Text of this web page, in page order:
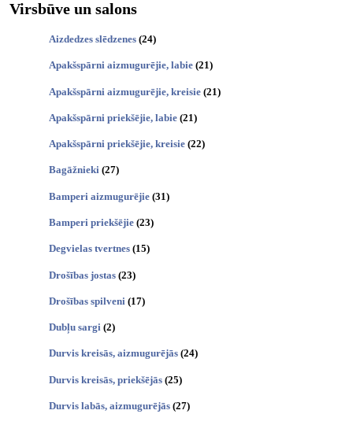
Virsbūve un salons
Aizdedzes slēdzenes (24)
Apakšspārni aizmugurējie, labie (21)
Apakšspārni aizmugurējie, kreisie (21)
Apakšspārni priekšējie, labie (21)
Apakšspārni priekšējie, kreisie (22)
Bagāžnieki (27)
Bamperi aizmugurējie (31)
Bamperi priekšējie (23)
Degvielas tvertnes (15)
Drošības jostas (23)
Drošības spilveni (17)
Dubļu sargi (2)
Durvis kreisās, aizmugurējās (24)
Durvis kreisās, priekšējās (25)
Durvis labās, aizmugurējās (27)